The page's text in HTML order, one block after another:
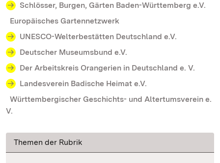
Schlösser, Burgen, Gärten Baden-Württemberg e.V.
Europäisches Gartennetzwerk
UNESCO-Welterbestätten Deutschland e.V.
Deutscher Museumsbund e.V.
Der Arbeitskreis Orangerien in Deutschland e. V.
Landesverein Badische Heimat e.V.
Württembergischer Geschichts- und Altertumsverein e.
V.
Themen der Rubrik